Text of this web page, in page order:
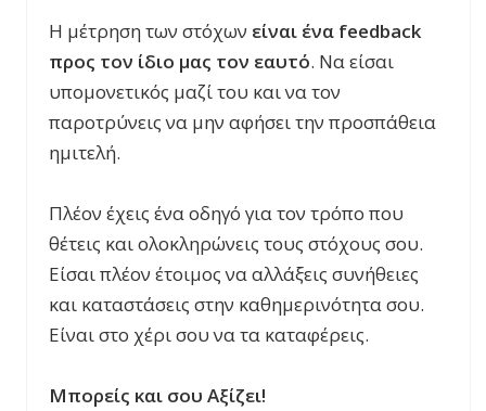
Η μέτρηση των στόχων είναι ένα feedback
προς τον ίδιο μας τον εαυτό. Να είσαι
υπομονετικός μαζί του και να τον
παροτρύνεις να μην αφήσει την προσπάθεια
ημιτελή.
Πλέον έχεις ένα οδηγό για τον τρόπο που
θέτεις και ολοκληρώνεις τους στόχους σου.
Είσαι πλέον έτοιμος να αλλάξεις συνήθειες
και καταστάσεις στην καθημερινότητα σου.
Είναι στο χέρι σου να τα καταφέρεις.
Μπορείς και σου Αξίζει!